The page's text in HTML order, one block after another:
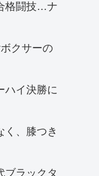
格闘技…ナ
クサーの
ハイ決勝に
く、膝つき
ブラックタ